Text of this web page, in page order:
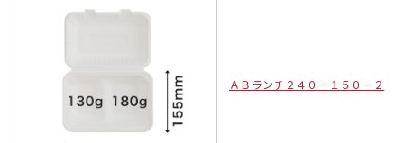
ＡＢランチ２４０－１５０－２